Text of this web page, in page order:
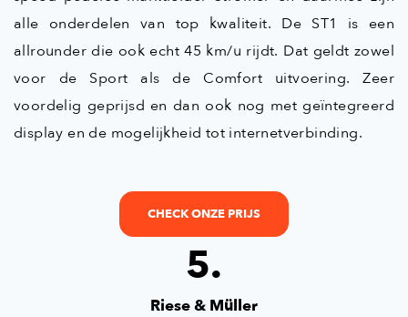
alle onderdelen van top kwaliteit. De ST1 is een
allrounder die ook echt 45 km/u rijdt. Dat geldt zowel
voor de Sport als de Comfort uitvoering. Zeer
voordelig geprijsd en dan ook nog met geïntegreerd
display en de mogelijkheid tot internetverbinding.
CHECK ONZE PRIJS
5.
Riese & Müller